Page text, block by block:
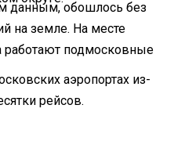
данным, обошлось без
на земле. На месте
работают подмосковные
аэропортах из-
рейсов.